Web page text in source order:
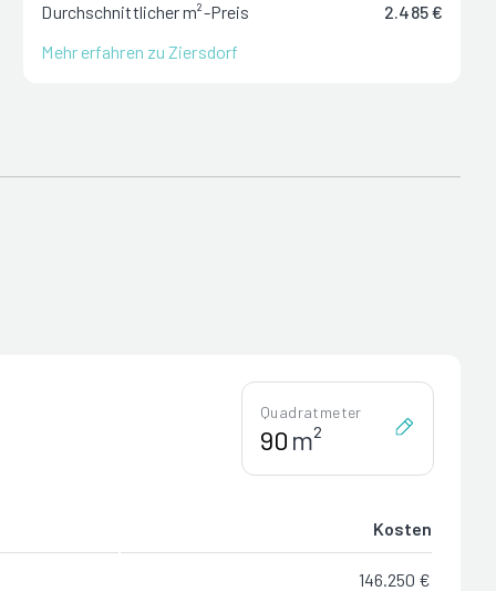
Durchschnittlicher m²-Preis
2.485 €
Mehr erfahren zu Ziersdorf
Quadratmeter
m²
Kosten
146.250 €